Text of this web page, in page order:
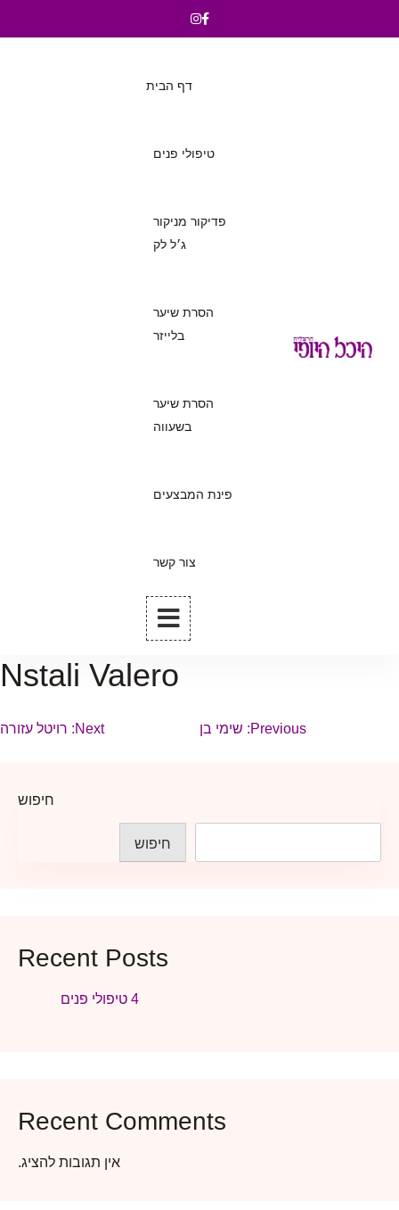
דף הבית
טיפולי פנים
פדיקור מניקור
ג׳ל לק
הסרת שיער
בלייזר
הסרת שיער
בשעווה
פינת המבצעים
צור קשר
Nstali Valero
Previous: שימי בן Next: רויטל עזורה
חיפוש
חיפוש
Recent Posts
4 טיפולי פנים
Recent Comments
אין תגובות להציג.